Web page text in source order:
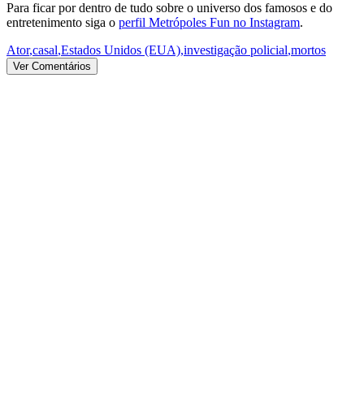
Para ficar por dentro de tudo sobre o universo dos famosos e do
entretenimento siga o perfil Metrópoles Fun no Instagram.
Ator,casal,Estados Unidos (EUA),investigação policial,mortos
Ver Comentários